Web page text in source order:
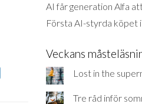
AI får generation Alfa
Första AI-styrda köpet
Veckans
Lost in the
Tre råd inför